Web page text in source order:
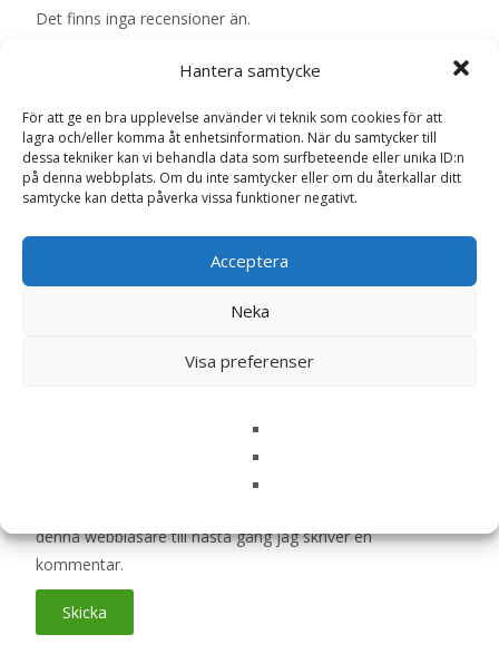
Hantera samtycke
För att ge en bra upplevelse använder vi teknik som cookies för att
lagra och/eller komma åt enhetsinformation. När du samtycker till
dessa tekniker kan vi behandla data som surfbeteende eller unika ID:n
på denna webbplats. Om du inte samtycker eller om du återkallar ditt
samtycke kan detta påverka vissa funktioner negativt.
Acceptera
Neka
Visa preferenser
Det finns inga recensioner än.
Bli först med att recensera ”Chili ‘Ezpeleta’
Din e-postadress kommer inte publiceras. Obligatoriska fält
är märkta*
Ditt betyg *
denna webbläsare till nästa gång jag skriver en
kommentar.